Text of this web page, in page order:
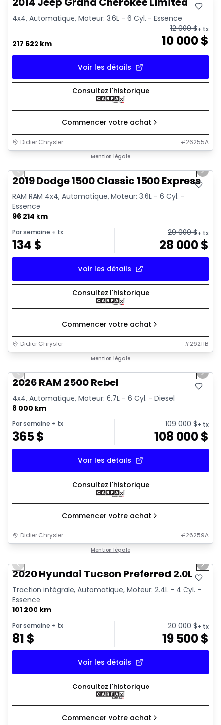
4x4, Automatique, Moteur: 3.6L - 6 Cyl. - Essence
217 622 km 10 000$
12 000$+ tx
Voir les détails
Consultez l'historique
Commencer votre achat
Didier Chrysler #26255A
Mention légale
Previous slide Next
2019 Dodge 1500 Classic 1500 Express
RAM RAM 4x4, Automatique, Moteur: 3.6L - 6 Cyl. -
Essence
96 214 km
Par semaine + tx
134 $
29 000$+ tx
28 000$
Voir les détails
Consultez l'historique
Commencer votre achat
Didier Chrysler #26211B
Mention légale
Previous slide Next
2026 RAM 2500 Rebel
4x4, Automatique, Moteur: 6.7L - 6 Cyl. - Diesel
8 000 km
Par semaine + tx
365$
109 000$+ tx
108 000$
Voir les détails
Consultez l'historique
Commencer votre achat
Didier Chrysler #26259A
Mention légale
Previous slide Next
2020 Hyundai Tucson Preferred 2.0L
Traction intégrale, Automatique, Moteur: 2.4L - 4 Cyl. -
Essence
101 200 km
Par semaine + tx
81 $
20 000$+ tx
19 500$
Voir les détails
Consultez l'historique
Commencer votre achat